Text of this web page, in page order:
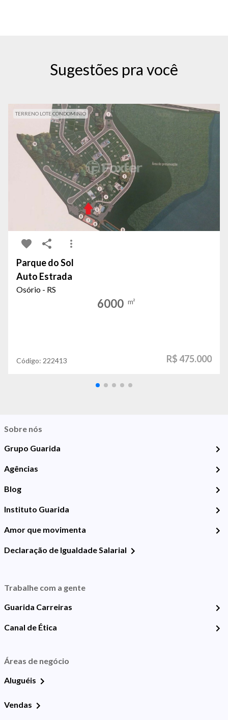
Sugestões pra você
TERRENO LOTE CONDOMINIO
Parque do Sol
Auto Estrada
Osório - RS
6000 m²
Código: 222413 R$ 475.000
Sobre nós
Grupo Guarida
Agências
Blog
Instituto Guarida
Amor que movimenta
Declaração de Igualdade Salarial
Trabalhe com a gente
Guarida Carreiras
Canal de Ética
Áreas de negócio
Aluguéis
Vendas